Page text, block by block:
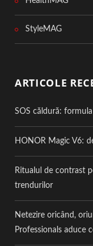
StyleMAG
ARTICOLE
SOS căldură:
HONOR Magic V6:
Ritualul de contrast
trendurilor
Netezire oricând,
Professionals aduce